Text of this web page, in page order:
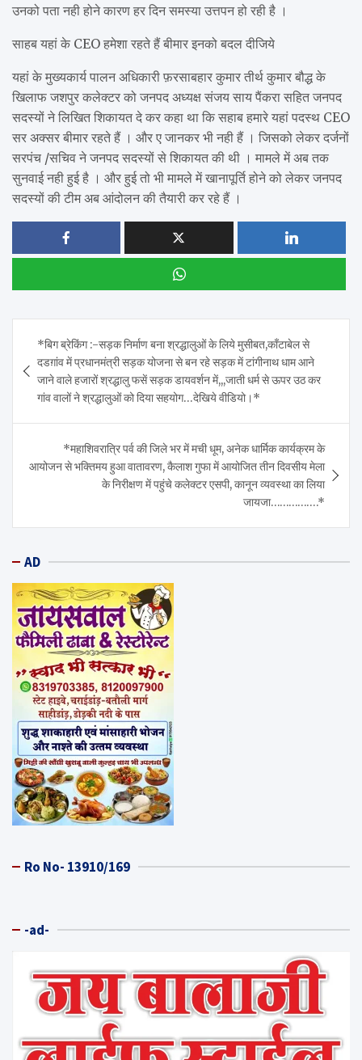
उनको पता नही होने कारण हर दिन समस्या उत्तपन हो रही है ।
साहब यहां के CEO हमेशा रहते हैं बीमार इनको बदल दीजिये
यहां के मुख्यकार्य पालन अधिकारी फ़रसाबहार कुमार तीर्थ कुमार बौद्ध के
खिलाफ जशपुर कलेक्टर को जनपद अध्यक्ष संजय साय पैंकरा सहित जनपद
सदस्यों ने लिखित शिकायत दे कर कहा था कि सहाब हमारे यहां पदस्थ CEO
सर अक्सर बीमार रहते हैं । और ए जानकर भी नही हैं । जिसको लेकर दर्जनों
सरपंच /सचिव ने जनपद सदस्यों से शिकायत की थी । मामले में अब तक
सुनवाई नही हुई है । और हुई तो भी मामले में खानापूर्ति होने को लेकर जनपद
सदस्यों की टीम अब आंदोलन की तैयारी कर रहे हैं ।
navigation
*बिग ब्रेकिंग :-सड़क निर्माण बना श्रद्धालुओं के लिये मुसीबत,काँटाबेल से
दडग़ांव में प्रधानमंत्री सड़क योजना से बन रहे सड़क में टांगीनाथ धाम आने
जाने वाले हजारों श्रद्धालु फसें सड़क डायवर्शन में,,,जाती धर्म से ऊपर उठ कर
गांव वालों ने श्रद्धालुओं को दिया सहयोग…देखिये वीडियो।*
*महाशिवरात्रि पर्व की जिले भर में मची धूम, अनेक धार्मिक कार्यक्रम के
आयोजन से भक्तिमय हुआ वातावरण, कैलाश गुफा में आयोजित तीन दिवसीय मेला
के निरीक्षण में पहुंचे कलेक्टर एसपी, कानून व्यवस्था का लिया
जायजा…………….*
AD
Ro No- 13910/169
-ad-